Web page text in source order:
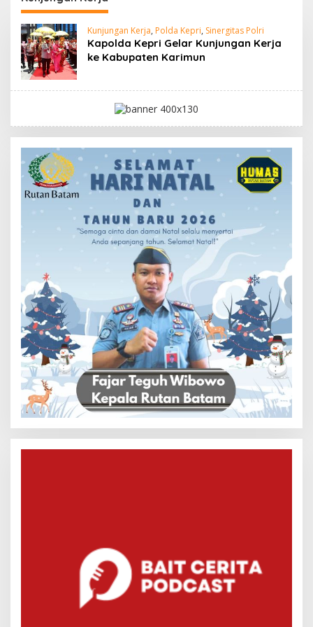
Kunjungan Kerja, Polda Kepri, Sinergitas Polri
Kapolda Kepri Gelar Kunjungan Kerja
ke Kabupaten Karimun